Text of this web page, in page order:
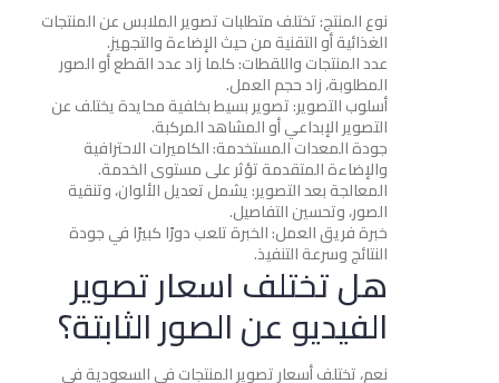
نوع المنتج: تختلف متطلبات تصوير الملابس عن المنتجات
الغذائية أو التقنية من حيث الإضاءة والتجهيز.
عدد المنتجات واللقطات: كلما زاد عدد القطع أو الصور
المطلوبة، زاد حجم العمل.
أسلوب التصوير: تصوير بسيط بخلفية محايدة يختلف عن
التصوير الإبداعي أو المشاهد المركبة.
جودة المعدات المستخدمة: الكاميرات الاحترافية
والإضاءة المتقدمة تؤثر على مستوى الخدمة.
المعالجة بعد التصوير: يشمل تعديل الألوان، وتنقية
الصور، وتحسين التفاصيل.
خبرة فريق العمل: الخبرة تلعب دورًا كبيرًا في جودة
النتائج وسرعة التنفيذ.
هل تختلف اسعار تصوير
الفيديو عن الصور الثابتة؟
نعم، تختلف أسعار تصوير المنتجات في السعودية في